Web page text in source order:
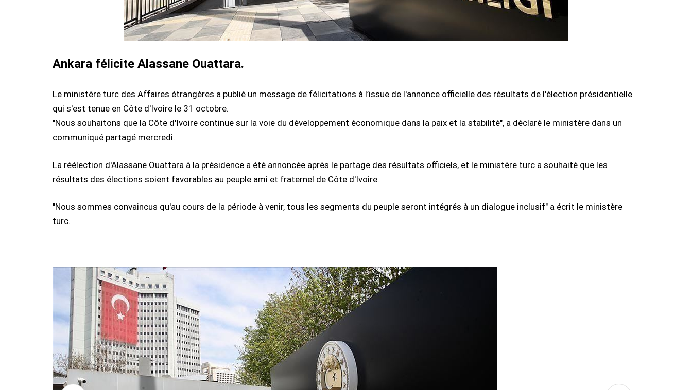
Ankara félicite Alassane Ouattara.
Le ministère turc des Affaires étrangères a publié un message de félicitations à l’issue de l'annonce officielle des résultats de l'élection présidentielle
qui s'est tenue en Côte d'Ivoire le 31 octobre.
"Nous souhaitons que la Côte d'Ivoire continue sur la voie du développement économique dans la paix et la stabilité", a déclaré le ministère dans un
communiqué partagé mercredi.
La réélection d'Alassane Ouattara à la présidence a été annoncée après le partage des résultats officiels, et le ministère turc a souhaité que les
résultats des élections soient favorables au peuple ami et fraternel de Côte d'Ivoire.
"Nous sommes convaincus qu'au cours de la période à venir, tous les segments du peuple seront intégrés à un dialogue inclusif" a écrit le ministère
turc.